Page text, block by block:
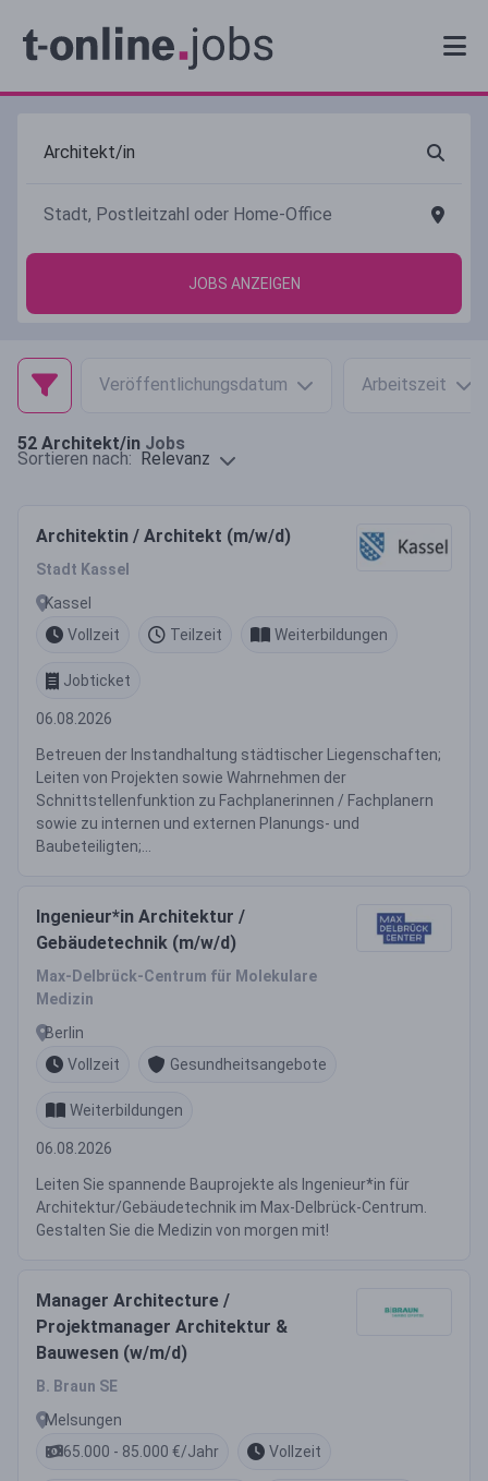
JOBS ANZEIGEN
Veröffentlichungsdatum Arbeitszeit
52 Architekt/in Jobs
Sortieren nach: Relevanz
Architektin / Architekt (m/w/d)
Stadt Kassel
Kassel
Vollzeit
Teilzeit Weiterbildungen
Jobticket
06.08.2026
Betreuen der Instandhaltung städtischer Liegenschaften;
Leiten von Projekten sowie Wahrnehmen der
Schnittstellenfunktion zu Fachplanerinnen / Fachplanern
sowie zu internen und externen Planungs- und
Baubeteiligten;...
Ingenieur*in Architektur /
Gebäudetechnik (m/w/d)
Max-Delbrück-Centrum für Molekulare
Medizin
Berlin
Vollzeit
Gesundheitsangebote
Weiterbildungen
06.08.2026
Leiten Sie spannende Bauprojekte als Ingenieur*in für
Architektur/Gebäudetechnik im Max-Delbrück-Centrum.
Gestalten Sie die Medizin von morgen mit!
Manager Architecture /
Projektmanager Architektur &
Bauwesen (w/m/d)
B. Braun SE
Melsungen
65.000 - 85.000 €/Jahr
Vollzeit